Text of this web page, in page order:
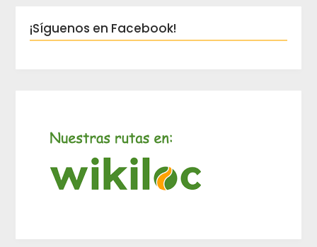
¡Síguenos en Facebook!